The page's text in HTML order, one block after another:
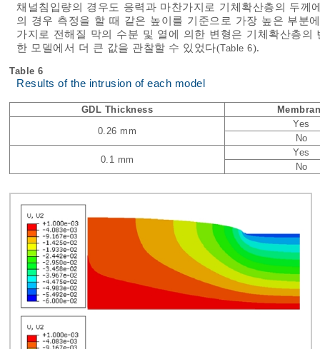
채널침입량의 경우도 응력과 마찬가지로 기체확산층의 두께
의 경우 측정을 할 때 같은 높이를 기준으로 가장 높은 부분
가지로 전해질 막의 수분 및 열에 의한 변형은 기체확산층
한 모델에서 더 큰 값을 관찰할 수 있었다(Table 6).
Table 6
Results of the intrusion of each model
GDL Thickness
0.26 mm
Yes
No
0.1 mm
Yes
No